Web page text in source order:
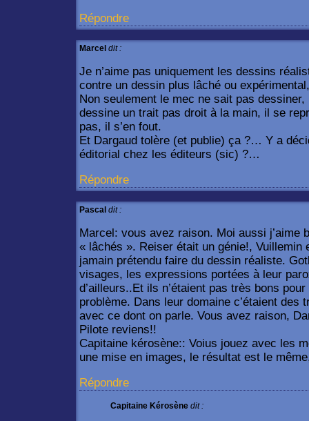
Répondre
Marcel dit :
Je n’aime pas uniquement les dessins
contre un dessin plus lâché ou
Non seulement le mec ne sait pas
dessine un trait pas droit à la main, il se
pas, il s’en fout.
Et Dargaud tolère (et publie) ça ?… Y a
éditorial chez les éditeurs (sic) ?…
Répondre
Pascal dit :
Marcel: vous avez raison. Moi aussi j’aime
« lâchés ». Reiser était un génie!, Vuillemin
jamain prétendu faire du dessin réaliste.
visages, les expressions portées à leur
d’ailleurs..Et ils n’étaient pas très bons
problème. Dans leur domaine c’étaient des
avec ce dont on parle. Vous avez raison,
Pilote reviens!!
Capitaine kérosène:: Voius jouez avec les
une mise en images, le résultat est le
Répondre
Capitaine Kérosène dit :